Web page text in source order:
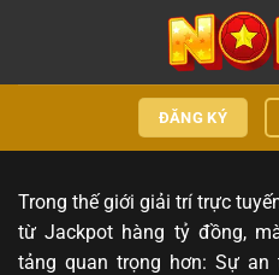
ĐĂNG KÝ
Trong thế giới giải trí trực
từ Jackpot hàng tỷ đồng,
tảng quan trọng hơn: Sự